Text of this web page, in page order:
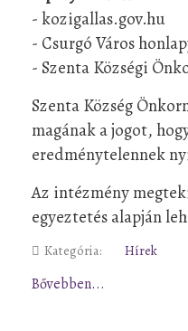
- kozigallas.gov.hu
- Csurgó Város
- Szenta Községi
Szenta Község
magának a jogot,
eredménytelennek
Az intézmény
egyeztetés alapján
Kategória: Hírek
Bővebben...